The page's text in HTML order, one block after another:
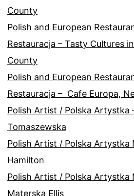
County
Polish and European
Restauracja – Tasty Cultures
County
Polish and European
Restauracja – Cafe Europa,
Polish Artist / Polska Artystka
Tomaszewska
Polish Artist / Polska Artystka
Hamilton
Polish Artist / Polska Artystka
Materska Ellis